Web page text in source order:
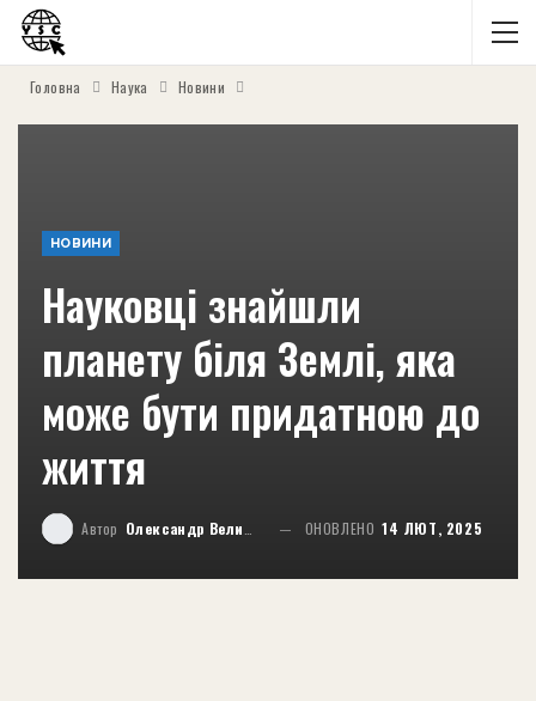
Головна Наука Новини
НОВИНИ
Науковці знайшли
планету біля Землі, яка
може бути придатною до
життя
Автор Олександр Великий ОНОВЛЕНО 14 ЛЮТ, 2025